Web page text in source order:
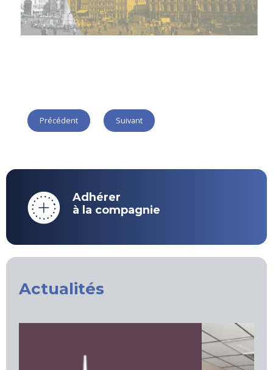
Précédent Suivant
Adhérer
à la compagnie
Actualités